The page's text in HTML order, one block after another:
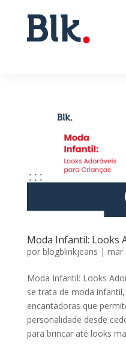
Moda Infantil: Looks
por blogblinkjeans | mar
Moda Infantil: Looks
se trata de moda
encantadoras que
personalidade desde
para brincar até looks